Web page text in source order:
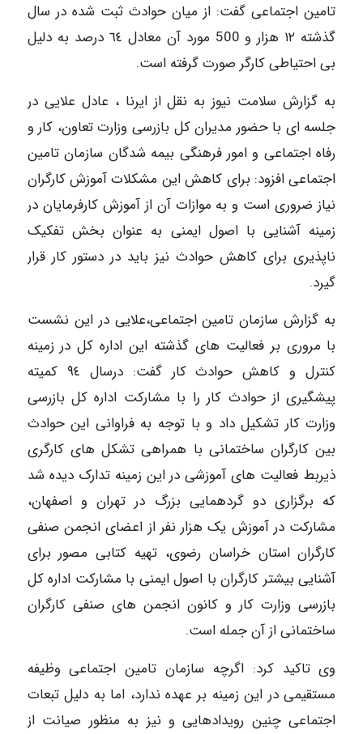
تامین اجتماعی گفت: از میان حوادث ثبت شده در سال
گذشته ١٢ هزار و 500 مورد آن معادل ٦٤ درصد به دلیل
بی احتیاطی کارگر صورت گرفته است.
به گزارش سلامت نیوز به نقل از ایرنا ، عادل علایی در
جلسه ای با حضور مدیران کل بازرسی وزارت تعاون، کار و
رفاه اجتماعی و امور فرهنگی بیمه شدگان سازمان تامین
اجتماعی افزود: برای کاهش این مشکلات آموزش کارگران
نیاز ضروری است و به موازات آن از آموزش کارفرمایان در
زمینه آشنایی با اصول ایمنی به عنوان بخش تفکیک
ناپذیری برای کاهش حوادث نیز باید در دستور کار قرار
گیرد.
به گزارش سازمان تامین اجتماعی،علایی در این نشست
با مروری بر فعالیت های گذشته این اداره کل در زمینه
کنترل و کاهش حوادث کار گفت: درسال ٩٤ کمیته
پیشگیری از حوادث کار را با مشارکت اداره کل بازرسی
وزارت کار تشکیل داد و با توجه به فراوانی این حوادث
بین کارگران ساختمانی با همراهی تشکل های کارگری
ذیربط فعالیت های آموزشی در این زمینه تدارک دیده شد
که برگزاری دو گردهمایی بزرگ در تهران و اصفهان،
مشارکت در آموزش یک هزار نفر از اعضای انجمن صنفی
کارگران استان خراسان رضوی، تهیه کتابی مصور برای
آشنایی بیشتر کارگران با اصول ایمنی با مشارکت اداره کل
بازرسی وزارت کار و کانون انجمن های صنفی کارگران
ساختمانی از آن جمله است.
وی تاکید کرد: اگرچه سازمان تامین اجتماعی وظیفه
مستقیمی در این زمینه بر عهده ندارد، اما به دلیل تبعات
اجتماعی چنین رویدادهایی و نیز به منظور صیانت از